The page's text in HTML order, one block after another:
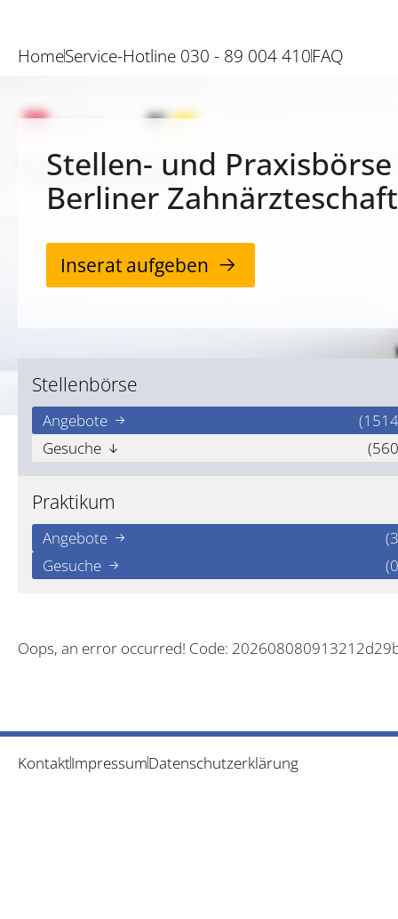
HomeService-Hotline 030 - 89 004 410FAQ
Stellen- und
Berliner Zahnärzteschaft
Inserat aufgeben
Stellenbörse
Angebote
Gesuche
Praktikum
Angebote
Gesuche
Oops, an error occurred! Code:
KontaktImpressumDatenschutzerklärung